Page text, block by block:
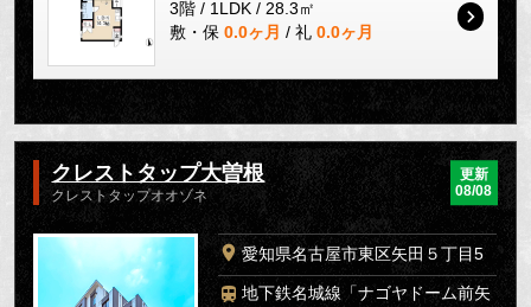
3階 / 1LDK / 28.3㎡
敷・保 0.0ヶ月 / 礼 0.0ヶ月
クレストタップ大曽根
クレストタップオオゾネ
更新
08/08
愛知県名古屋市東区矢田５丁目5
地下鉄名城線「ナゴヤドーム前矢